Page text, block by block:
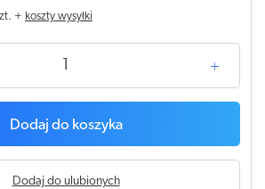
+ koszty wysyłki
Dodaj do koszyka
Dodaj do ulubionych